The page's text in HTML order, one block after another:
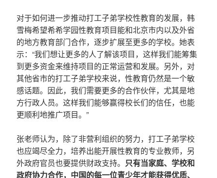
对于如何进一步推动打工子弟学校性教育的发展，韩
雪梅希望希希学园性教育项目能和北京市内以及外省
的地方教育部门合作，逐步扩展至更多的学校。她表
示：“我们想让更多的人了解该项目，这样我们能筹集
到更多资金来维持项目的正常运营和发展。另外，对
其他省市的打工子弟学校来说，性教育仍然是一个敏
感话题。因此，我们需要更多的合作伙伴，尤其是地
方行政人员。这样我们能够赢得校长们的信任，也能
更顺利地推广项目。”
张老师认为，除了非营利组织的努力，打工子弟学校
也应竭尽全力，培养出能开展性教育的专业教师，另
外政府官员也要提供财政支持。 只有当家庭、学校和
政府协力合作，中国的每一位青少年才能获得优质、